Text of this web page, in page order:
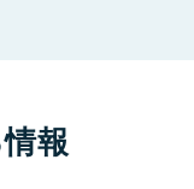
報